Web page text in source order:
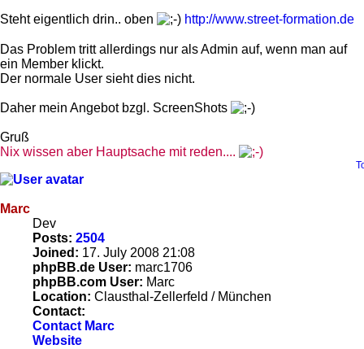
Steht eigentlich drin.. oben
http://www.street-formation.de
Das Problem tritt allerdings nur als Admin auf, wenn man auf
ein Member klickt.
Der normale User sieht dies nicht.
Daher mein Angebot bzgl. ScreenShots
Gruß
Nix wissen aber Hauptsache mit reden....
Marc
Dev
Posts: 2504
Joined: 17. July 2008 21:08
phpBB.de User: marc1706
phpBB.com User: Marc
Location: Clausthal-Zellerfeld / München
Contact:
Contact Marc
Website